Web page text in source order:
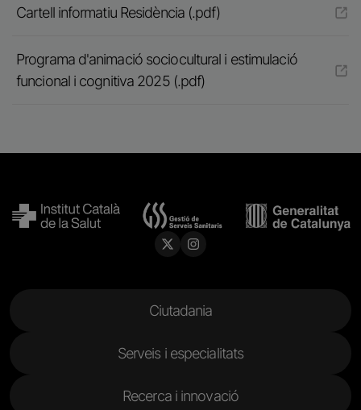
Cartell informatiu Residència (.pdf)
Programa d'animació sociocultural i estimulació
funcional i cognitiva 2025 (.pdf)
Ciutadania
Serveis i especialitats
Recerca i innovació